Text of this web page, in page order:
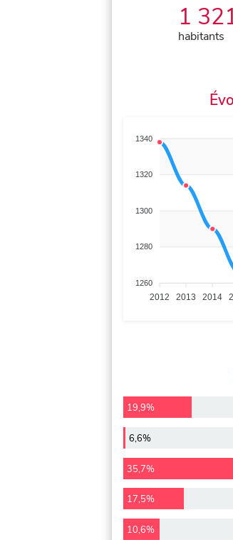
1
habitants
1340
1320
1300
1280
1260
2012 2013 2014
19,9%
6,6%
35,7%
17,5%
10,6%